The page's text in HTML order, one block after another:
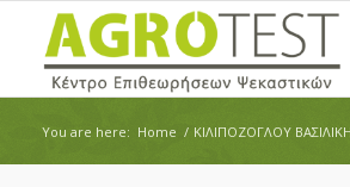
You are here: Home / ΚΙΛΙΠΟΖΟΓΛΟΥ ΒΑΣΙΛΙΚΗ